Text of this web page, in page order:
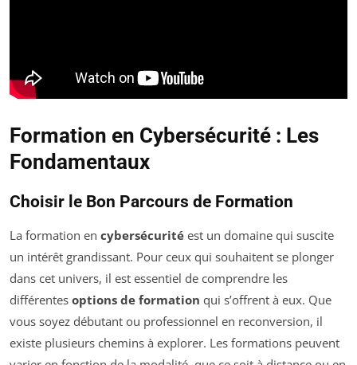
Formation en Cybersécurité : Les
Fondamentaux
Choisir le Bon Parcours de Formation
La formation en cybersécurité est un domaine qui suscite
un intérêt grandissant. Pour ceux qui souhaitent se plonger
dans cet univers, il est essentiel de comprendre les
différentes options de formation qui s’offrent à eux. Que
vous soyez débutant ou professionnel en reconversion, il
existe plusieurs chemins à explorer. Les formations peuvent